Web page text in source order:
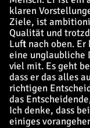
klaren
Ziele, ist
Qualität und
Luft nach oben.
eine unglaubliche
viel mit. Es geht
dass er das alles
richtigen
das
Ich denke, dass
einiges